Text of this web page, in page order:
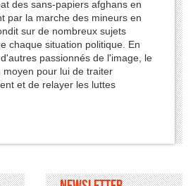
des sans-papiers afghans en
par la marche des mineurs en
sur de nombreux sujets
chaque situation politique. En
passionnés de l'image, le
moyen pour lui de traiter
et de relayer les luttes